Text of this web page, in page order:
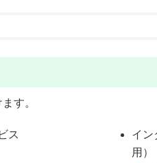
す。
ス
イン
用）